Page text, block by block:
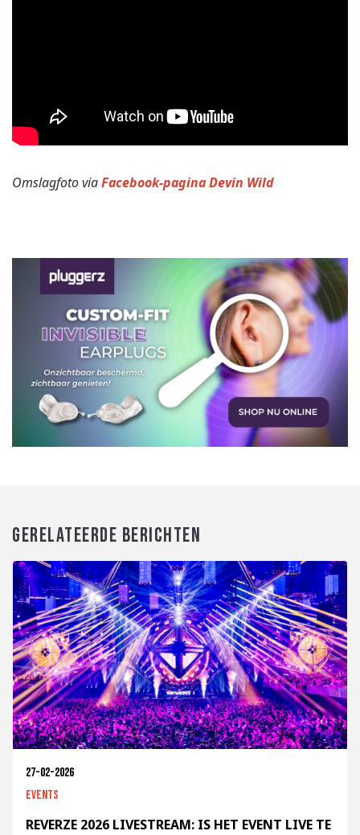
Omslagfoto viaFacebook-pagina Devin Wild
GERELATEERDE BERICHTEN
27-02-2026
Events
REVERZE 2026 LIVESTREAM: IS HET EVENT LIVE TE